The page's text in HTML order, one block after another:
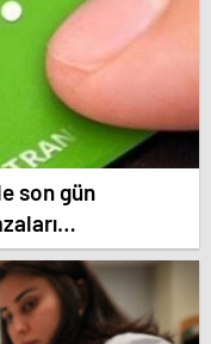
son gün